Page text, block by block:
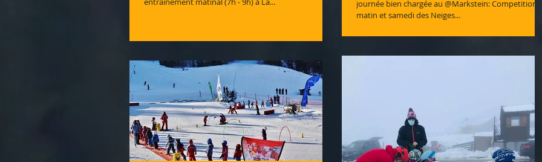
journée bien chargée au @Markstein: Competition
matin et samedi des Neiges...